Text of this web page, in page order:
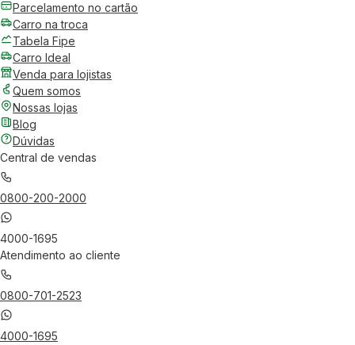
Parcelamento no cartão
Carro na troca
Tabela Fipe
Carro Ideal
Venda para lojistas
Quem somos
Nossas lojas
Blog
Dúvidas
Central de vendas
0800-200-2000
4000-1695
Atendimento ao cliente
0800-701-2523
4000-1695